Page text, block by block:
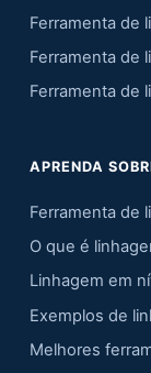
Ferramenta de
Ferramenta de
Ferramenta de
APRENDA
Ferramenta de
O que é
Linhagem em
Exemplos de
Melhores